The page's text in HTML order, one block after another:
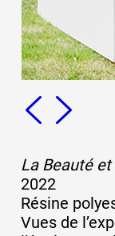
La Beauté
2022
Résine
Vues de